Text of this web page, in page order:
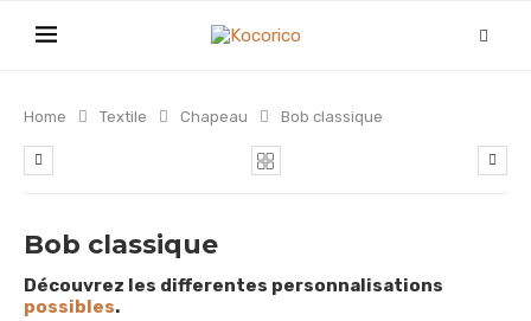
Home Textile Chapeau Bob classique
Bob classique
Découvrez les differentes personnalisations
possibles.